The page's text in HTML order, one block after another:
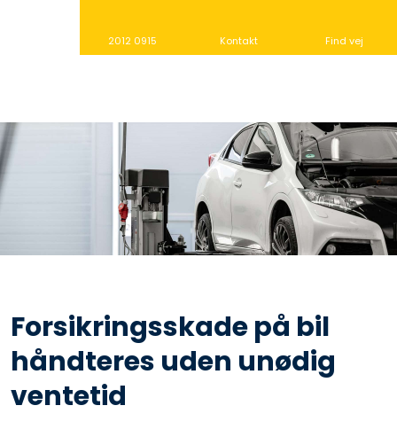
2012 0915 Kontakt Find vej
Forsikringsskade på bil
håndteres uden unødig
ventetid​